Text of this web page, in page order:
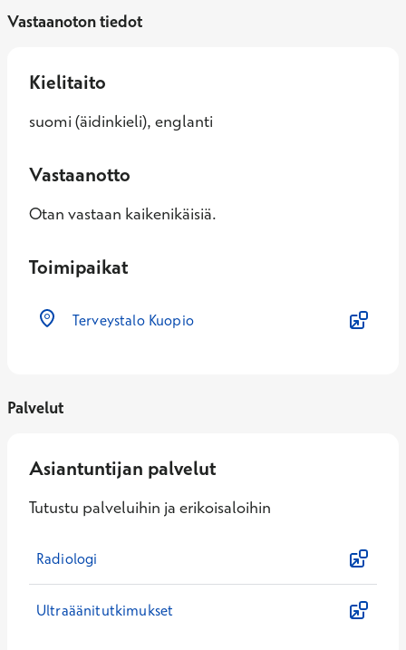
Vastaanoton tiedot
Kielitaito
suomi (äidinkieli), englanti
Vastaanotto
Otan vastaan kaikenikäisiä.
Toimipaikat
Terveystalo Kuopio
Palvelut
Asiantuntijan palvelut
Tutustu palveluihin ja erikoisaloihin
Radiologi
Ultraäänitutkimukset